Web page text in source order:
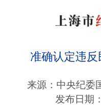
准确认定违
来源：中央纪委
发布日期